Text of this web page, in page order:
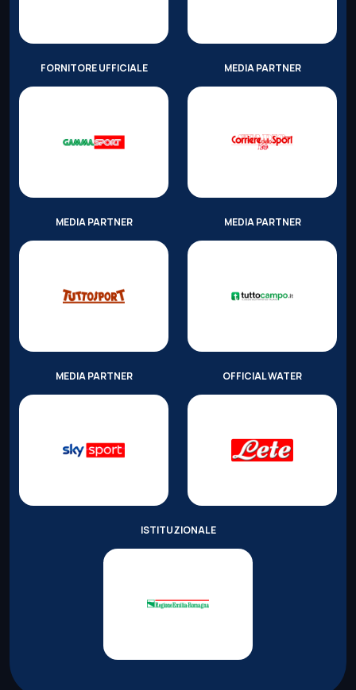
FORNITORE UFFICIALE MEDIA PARTNER
MEDIA PARTNER MEDIA PARTNER
MEDIA PARTNER OFFICIAL WATER
ISTITUZIONALE